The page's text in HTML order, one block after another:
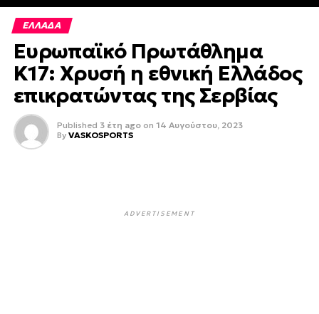
ΕΛΛΑΔΑ
Ευρωπαϊκό Πρωτάθλημα
Κ17: Χρυσή η εθνική Ελλάδος
επικρατώντας της Σερβίας
Published 3 έτη ago on 14 Αυγούστου, 2023
By VASKOSPORTS
ADVERTISEMENT